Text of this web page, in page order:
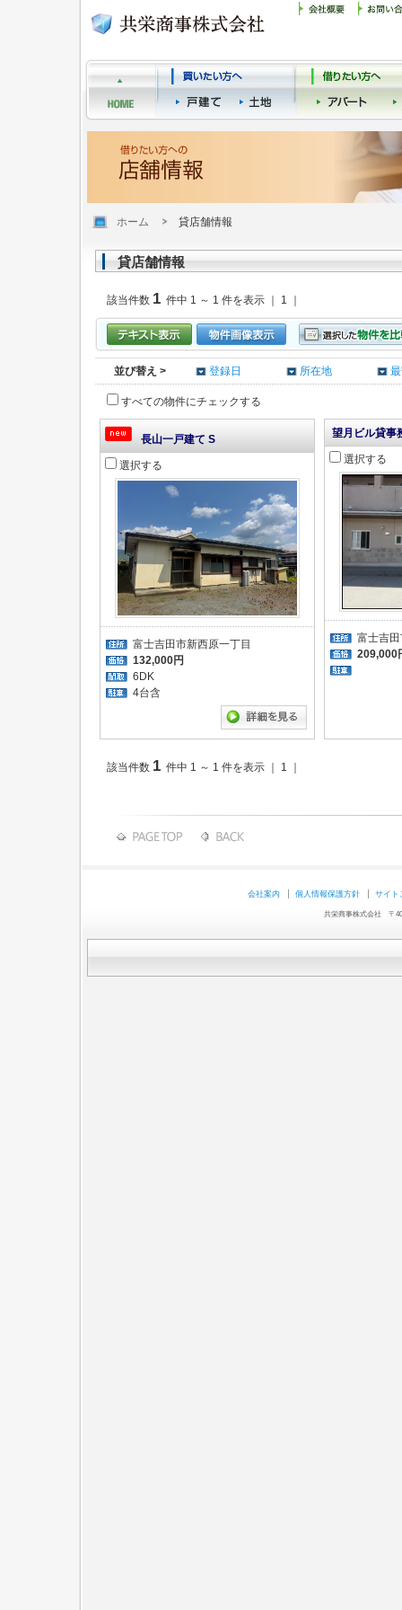
ホーム 貸店舗情報
貸店舗情報
該当件数 1 件中 1 ～ 1 件を表示 ｜ 1 ｜
並び替え > 登録日 所在地
すべての物件にチェックする
長山一戸建て S
選択する
富士吉田市新西原一丁目
132,000円
6DK
4台含
望月ビル貸事
選択する
富士吉
209,000
該当件数 1 件中 1 ～ 1 件を表示 ｜ 1 ｜
会社案内 個人情報保護方針 サイト
共栄商事株式会社 〒